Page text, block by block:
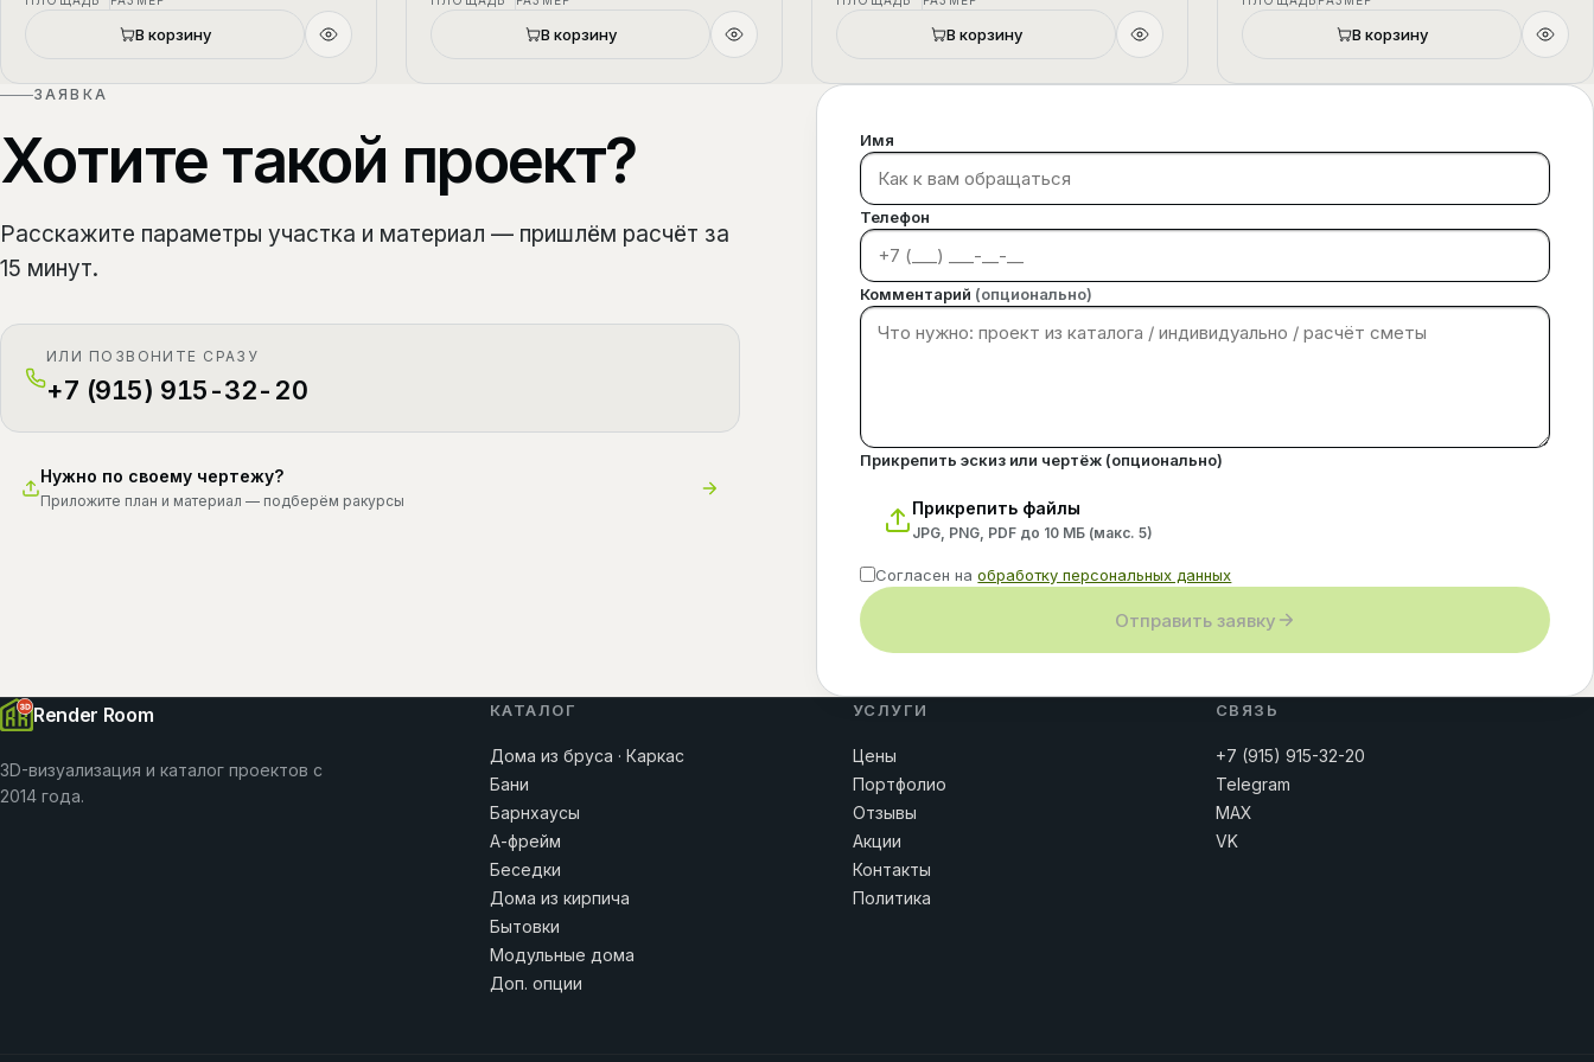
Новый
В корзину В корзину В корзину В корзину
ЗАЯВКА
Хотите такой проект?
Расскажите параметры участка и материал — пришлём расчёт за
15 минут.
ИЛИ ПОЗВОНИТЕ СРАЗУ
+7 (915) 915-32-20
Нужно по своему чертежу?
Приложите план и материал — подберём ракурсы
Имя
Телефон
Комментарий (опционально)
Прикрепить эскиз или чертёж (опционально)
Прикрепить файлы
JPG, PNG, PDF до 10 МБ (макс.5)
Согласен наобработку персональных данных
Отправить заявку
Render Room
3D-визуализация и каталог проектов с
2014 года.
КАТАЛОГ
Дома из бруса · Каркас
Бани
Барнхаусы
А-фрейм
Беседки
Дома из кирпича
Бытовки
Модульные дома
Доп. опции
УСЛУГИ
Цены
Портфолио
Отзывы
Акции
Контакты
Политика
СВЯЗЬ
+7 (915) 915-32-20
Telegram
MAX
VK